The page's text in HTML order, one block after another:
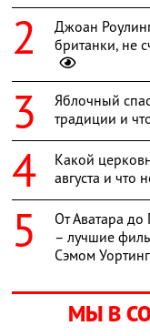
Джоан
британки, не
Яблочный
традиции и
Какой
августа и что
От Аватара
– лучшие
Сэмом
МЫ В